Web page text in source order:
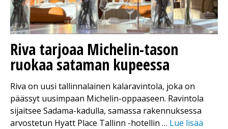
Riva tarjoaa Michelin-tason
ruokaa sataman kupeessa
Riva on uusi tallinnalainen kalaravintola, joka on
päässyt uusimpaan Michelin-oppaaseen. Ravintola
sijaitsee Sadama-kadulla, samassa rakennuksessa
arvostetun Hyatt Place Tallinn -hotellin … Lue lisää